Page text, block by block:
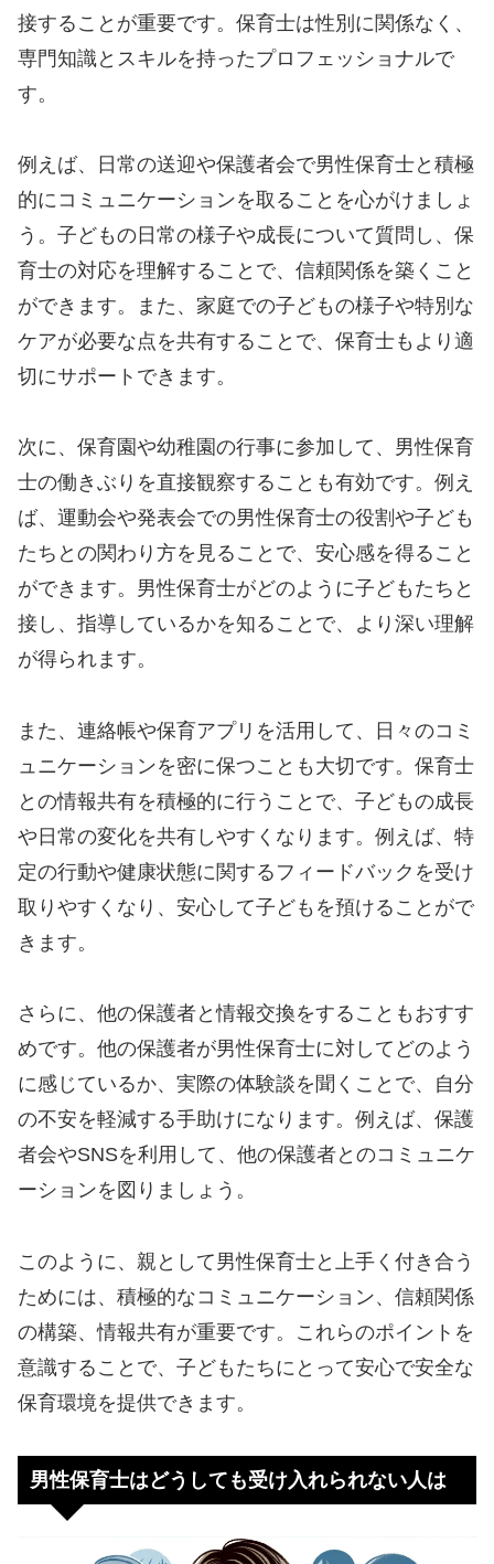
接することが重要です。保育士は性別に関係なく、
専門知識とスキルを持ったプロフェッショナルで
す。
例えば、日常の送迎や保護者会で男性保育士と積極
的にコミュニケーションを取ることを心がけましょ
う。子どもの日常の様子や成長について質問し、保
育士の対応を理解することで、信頼関係を築くこと
ができます。また、家庭での子どもの様子や特別な
ケアが必要な点を共有することで、保育士もより適
切にサポートできます。
次に、保育園や幼稚園の行事に参加して、男性保育
士の働きぶりを直接観察することも有効です。例え
ば、運動会や発表会での男性保育士の役割や子ども
たちとの関わり方を見ることで、安心感を得ること
ができます。男性保育士がどのように子どもたちと
接し、指導しているかを知ることで、より深い理解
が得られます。
また、連絡帳や保育アプリを活用して、日々のコミ
ュニケーションを密に保つことも大切です。保育士
との情報共有を積極的に行うことで、子どもの成長
や日常の変化を共有しやすくなります。例えば、特
定の行動や健康状態に関するフィードバックを受け
取りやすくなり、安心して子どもを預けることがで
きます。
さらに、他の保護者と情報交換をすることもおすす
めです。他の保護者が男性保育士に対してどのよう
に感じているか、実際の体験談を聞くことで、自分
の不安を軽減する手助けになります。例えば、保護
者会やSNSを利用して、他の保護者とのコミュニケ
ーションを図りましょう。
このように、親として男性保育士と上手く付き合う
ためには、積極的なコミュニケーション、信頼関係
の構築、情報共有が重要です。これらのポイントを
意識することで、子どもたちにとって安心で安全な
保育環境を提供できます。
男性保育士はどうしても受け入れられない人は